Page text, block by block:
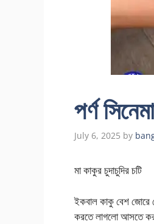
পর্ণ
July 6, 2025 by
মা কাকুর চুদাচুদির চটি
ইকবাল কাকু বেশ জোরে
করতে লাগলো আসতে